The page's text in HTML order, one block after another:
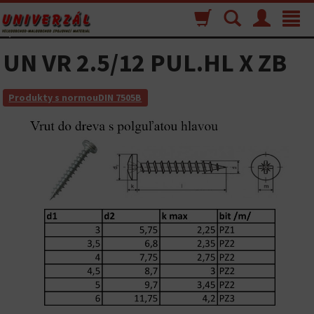
Toggle
Menu
Vyhľadávanie
Nákupný
košík
UN VR 2.5/12 PUL.HL X ZB
Produkty s normouDIN 7505B